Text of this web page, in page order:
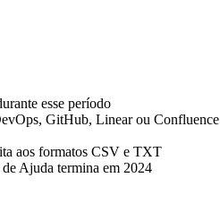
esse período
GitHub, Linear ou Confluence
aos formatos CSV e TXT
Ajuda termina em 2024